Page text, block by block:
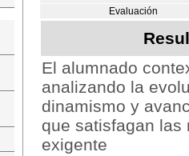
Evaluación
El alumnado
analizando la
dinamismo y
que satisfagan las
exigente